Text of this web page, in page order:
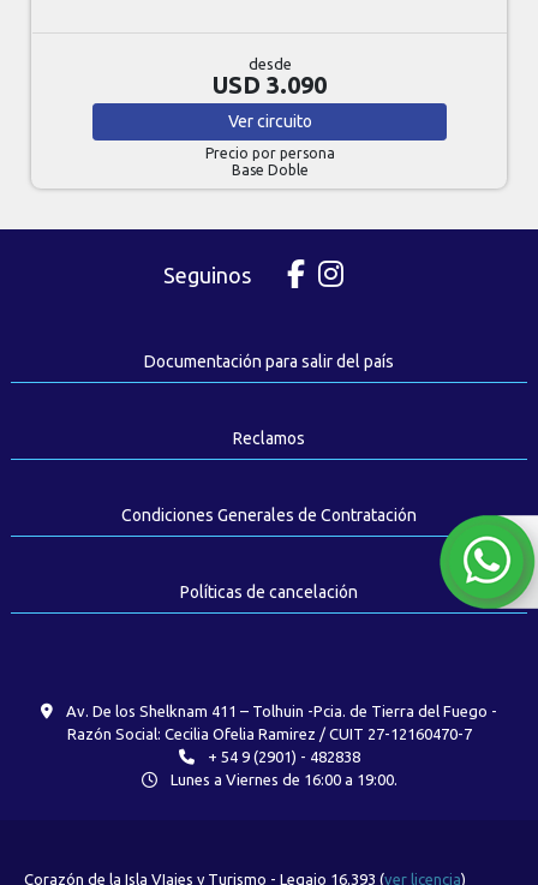
desde
USD 3.090
Vercircuito
Precio por persona
Base Doble
Seguinos
Documentación para salir del país
Reclamos
Condiciones Generales de Contratación
Políticas de cancelación
Av. De los Shelknam 411 – Tolhuin -Pcia. de Tierra del Fuego -
Razón Social: Cecilia Ofelia Ramirez / CUIT 27-12160470-7
+ 54 9 (2901) - 482838
Lunes a Viernes de 16:00 a 19:00.
Corazón de la Isla VIajes y Turismo - Legajo 16.393 (ver licencia)